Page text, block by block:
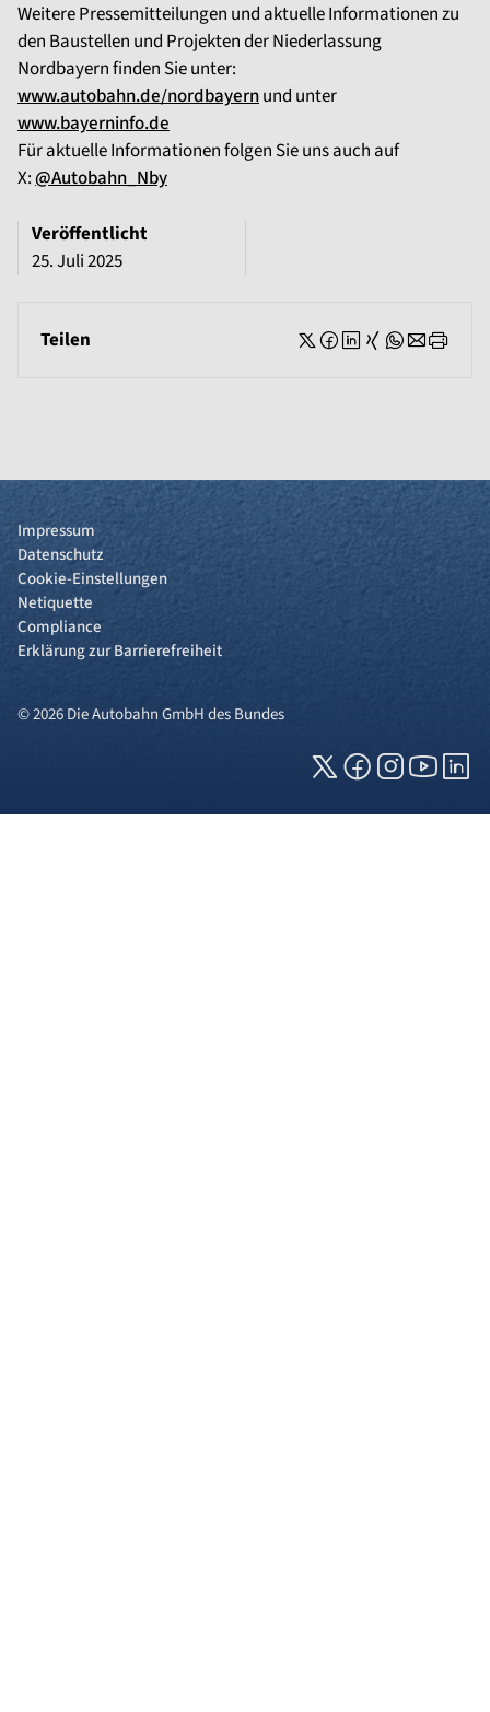
Weitere Pressemitteilungen und aktuelle Informationen zu
den Baustellen und Projekten der Niederlassung
Nordbayern finden Sie unter:
www.autobahn.de/nordbayernund unter
www.bayerninfo.de
Für aktuelle Informationen folgen Sie uns auch auf
X:@Autobahn_Nby
Veröffentlicht
25. Juli 2025
Teilen
Impressum
Datenschutz
Cookie-Einstellungen
Netiquette
Compliance
Erklärung zur Barrierefreiheit
© 2026 Die Autobahn GmbH des Bundes